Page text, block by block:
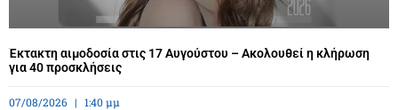
Έκτακτη αιμοδοσία στις 17 Αυγούστου – Ακολουθεί η κλήρωση
για 40 προσκλήσεις
07/08/2026 1:40 μμ